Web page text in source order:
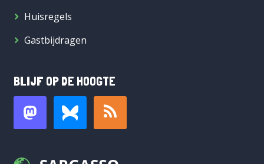
Huisregels
Gastbijdragen
BLIJF OP DE HOOGTE